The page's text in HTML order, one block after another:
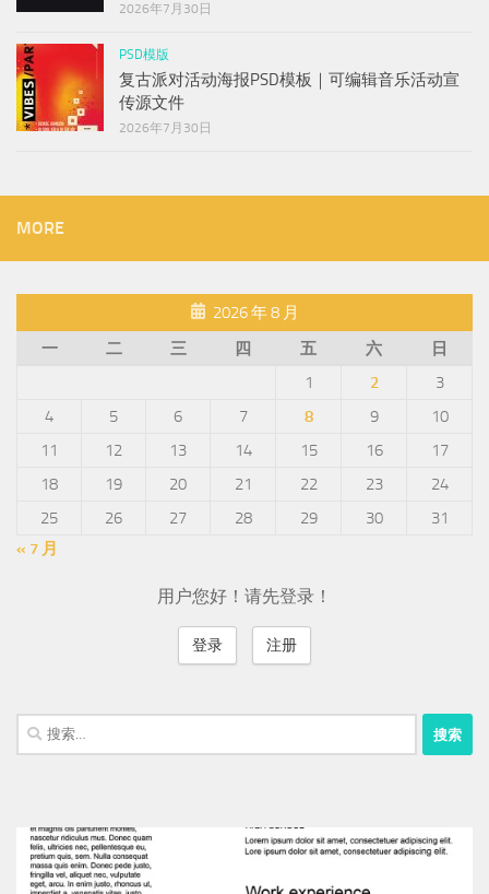
2026年7月30日
PSD模版
复古派对活动海报PSD模板｜可编辑音乐活动宣
传源文件
2026年7月30日
MORE
2026 年 8 月
一
二 三 四 五 六
日
1
2
3
4
5 6 7 8 9
10
11
12 13 14 15 16
17
18
19 20 21 22 23
24
25
26 27 28 29 30
31
« 7 月
用户您好！请先登录！
登录 注册
搜
索：